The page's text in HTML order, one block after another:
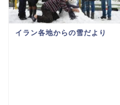
イラン各地からの雪だより